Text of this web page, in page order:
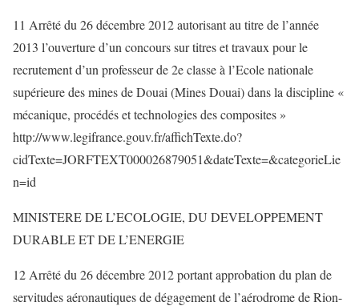
11 Arrêté du 26 décembre 2012 autorisant au titre de l’année
2013 l’ouverture d’un concours sur titres et travaux pour le
recrutement d’un professeur de 2e classe à l’Ecole nationale
supérieure des mines de Douai (Mines Douai) dans la discipline «
mécanique, procédés et technologies des composites »
http://www.legifrance.gouv.fr/affichTexte.do?
cidTexte=JORFTEXT000026879051&dateTexte=&categorieLie
n=id
MINISTERE DE L’ECOLOGIE, DU DEVELOPPEMENT
DURABLE ET DE L’ENERGIE
12 Arrêté du 26 décembre 2012 portant approbation du plan de
servitudes aéronautiques de dégagement de l’aérodrome de Rion-